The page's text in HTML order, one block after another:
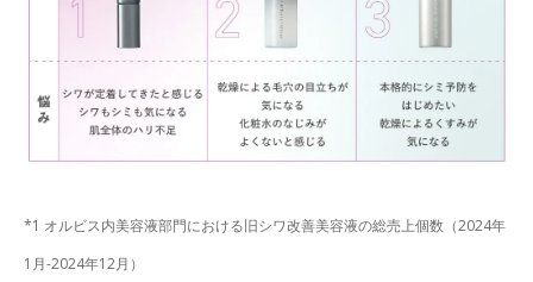
*1 オルビス内美容液部門における旧シワ改善美容液の総売上個数（2024年
1月-2024年12月）